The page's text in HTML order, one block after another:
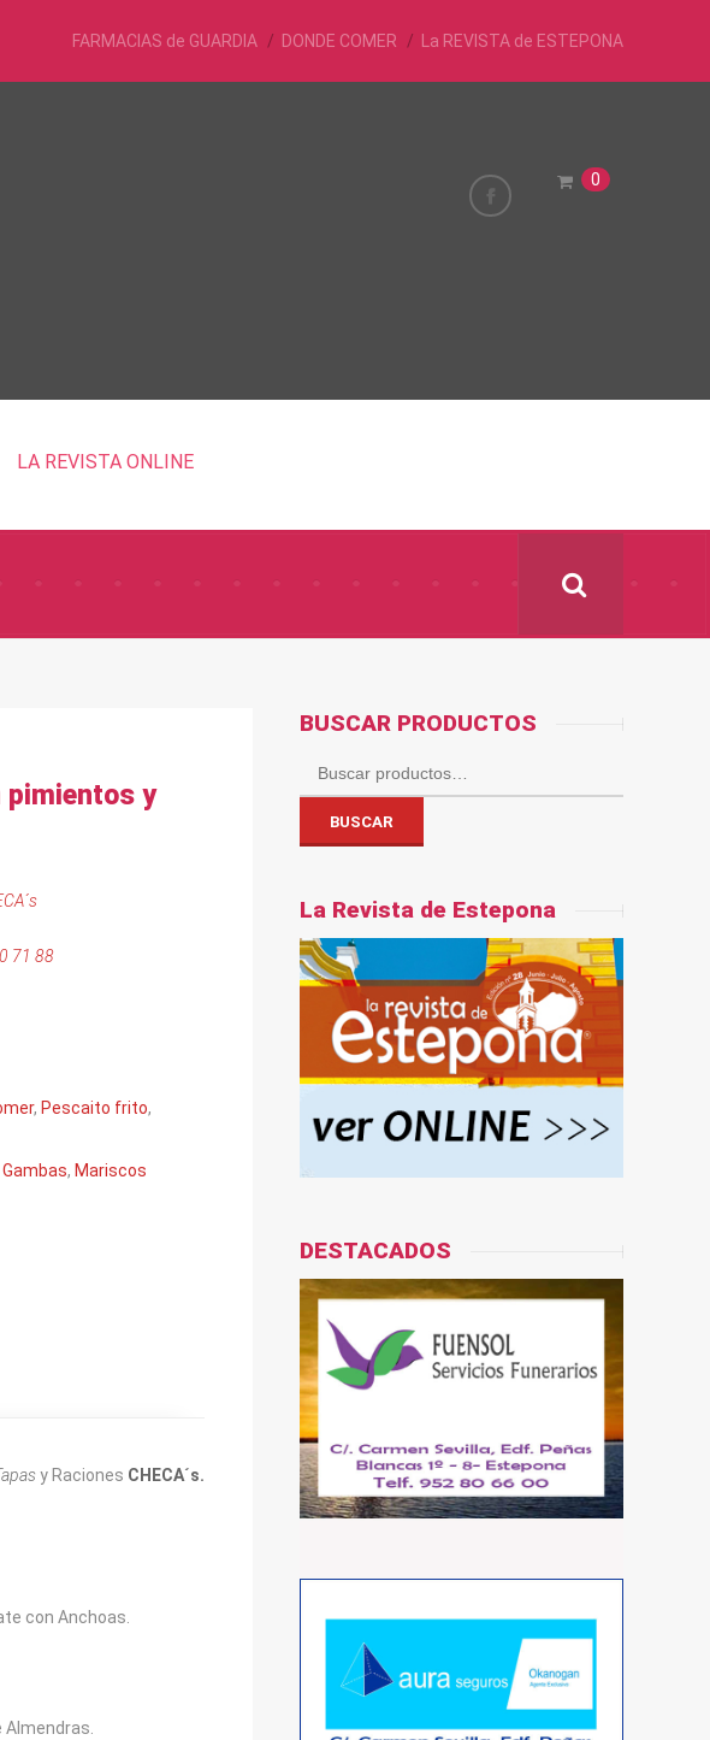
FARMACIAS de GUARDIA DONDE COMER La REVISTA de ESTEPONA
0
LA REVISTA ONLINE
pimientos y
71 88
, Pescaito frito,
Gambas, Mariscos
y Raciones CHECA´s.
con Anchoas.
Almendras.
BUSCAR PRODUCTOS
Buscar
BUSCAR
La Revista de Estepona
DESTACADOS